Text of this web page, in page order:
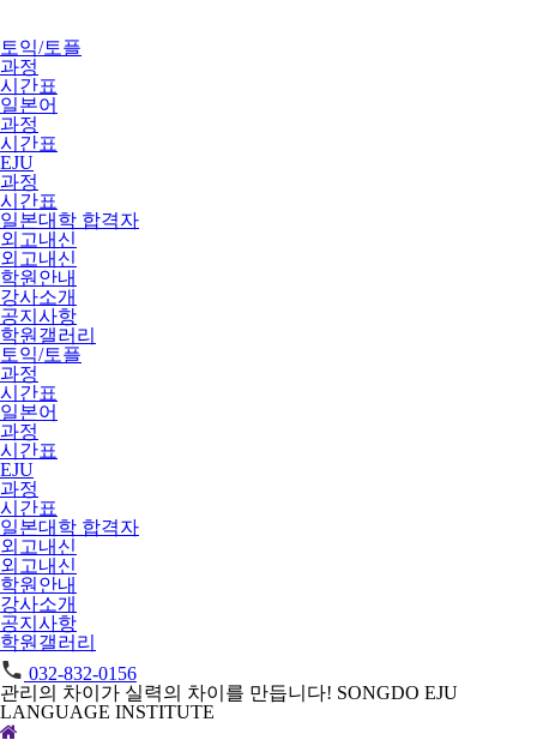
토익/토플
과정
시간표
일본어
과정
시간표
EJU
과정
시간표
일본대학 합격자
외고내신
외고내신
학원안내
강사소개
공지사항
학원갤러리
토익/토플
과정
시간표
일본어
과정
시간표
EJU
과정
시간표
일본대학 합격자
외고내신
외고내신
학원안내
강사소개
공지사항
학원갤러리
032-832-0156
관리의 차이가 실력의 차이를 만듭니다! SONGDO EJU
LANGUAGE INSTITUTE